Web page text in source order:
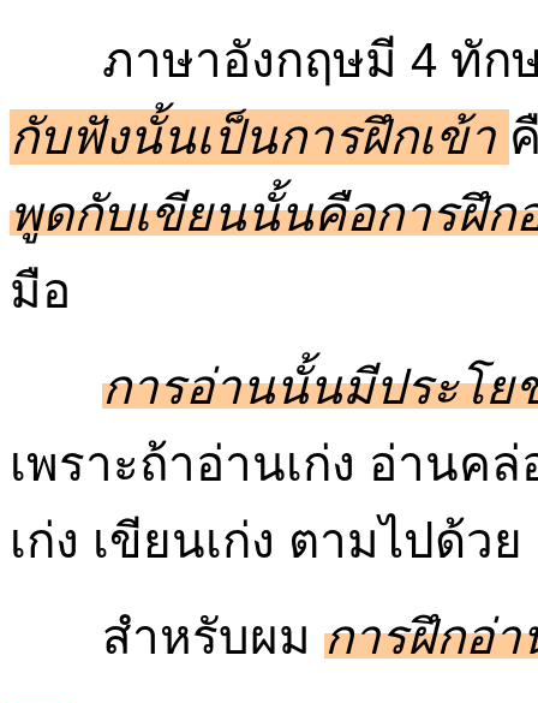
ภาษาอังกฤษมี 4 ทักษ
กับฟังนั้นเป็นการฝึกเข้า
พูดกับเขียนนั้นคือการฝึก
มือ
การอ่านนั้นมีประโย
เพราะถ้าอ่านเก่ง อ่านค
เก่ง เขียนเก่ง ตามไปด้วย
สำหรับผม การฝึกอ่